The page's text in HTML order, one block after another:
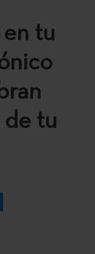
tu
tu